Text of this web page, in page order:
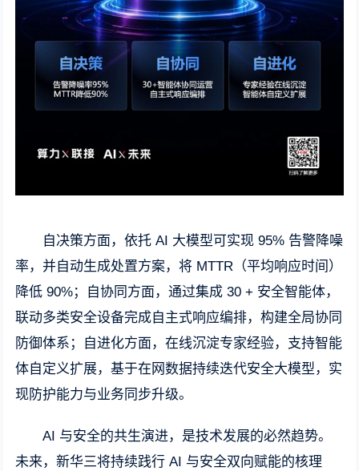
自决策方面，依托 AI 大模型可实现 95% 告警降噪
率，并自动生成处置方案，将 MTTR（平均响应时间）
降低 90%；自协同方面，通过集成 30 + 安全智能体，
联动多类安全设备完成自主式响应编排，构建全局协同
防御体系；自进化方面，在线沉淀专家经验，支持智能
体自定义扩展，基于在网数据持续迭代安全大模型，实
现防护能力与业务同步升级。
AI 与安全的共生演进，是技术发展的必然趋势。
未来，新华三将持续践行 AI 与安全双向赋能的核理